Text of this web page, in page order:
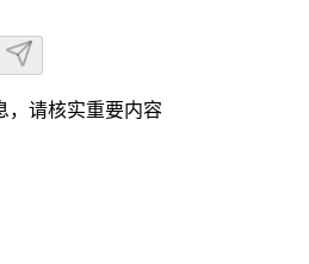
，请核实重要内容